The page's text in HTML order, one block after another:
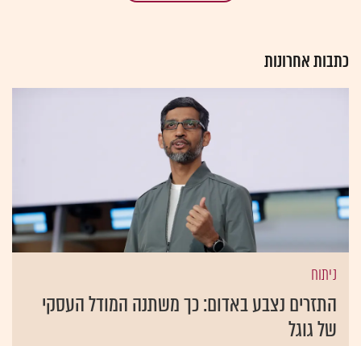
כתבות אחרונות
ניתוח
התזרים נצבע באדום: כך משתנה המודל העסקי
של גוגל